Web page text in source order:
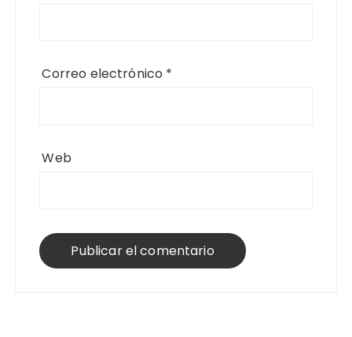
Correo electrónico *
Web